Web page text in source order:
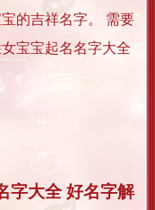
的吉祥名字。 需要
宝宝起名名字大全
字大全 好名字解